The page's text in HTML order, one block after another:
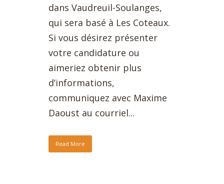
dans Vaudreuil-Soulanges,
qui sera basé à Les Coteaux.
Si vous désirez présenter
votre candidature ou
aimeriez obtenir plus
d’informations,
communiquez avec Maxime
Daoust au courriel...
Read More